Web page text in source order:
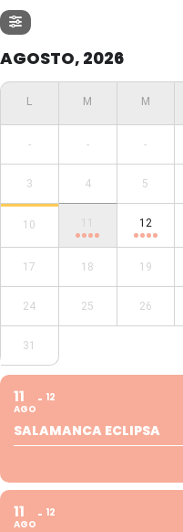
AGOSTO, 2026
- - -
3 4 5
10 11 12
17 18 19
24 25 26
31
11
AGO
12
SALAMANCA ECLIPSA
11
AGO
12